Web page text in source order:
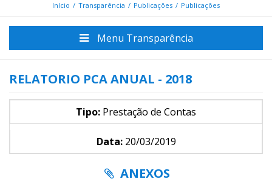
Início Transparência Publicações Publicações
Menu Transparência
RELATORIO PCA ANUAL - 2018
Tipo: Prestação de Contas
Data:20/03/2019
ANEXOS